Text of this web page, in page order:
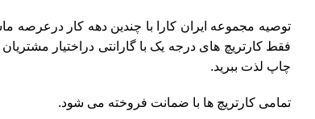
توصیه مجموعه ایران کارا با چندین دهه کار درعرصه
فقط کارتریچ های درجه یک با گارانتی دراختیار
چاپ لذت ببرید.
تمامی کارتریچ ها با ضمانت فروخته می شود.